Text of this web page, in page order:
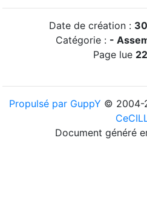
Date de création :
Catégorie : -
Page lue
Propulsé par GuppY © 2004-
Document généré